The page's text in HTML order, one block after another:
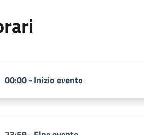
00:00 - Inizio evento